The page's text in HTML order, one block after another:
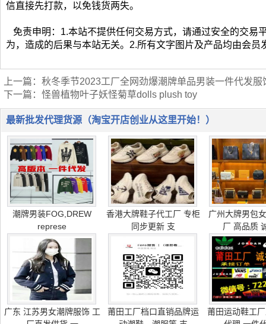
信直接先打款，以免钱货两失。
免责申明：1.本站不提供任何交易方式，请通过安全的交易
为，造成的后果与本站无关。2.所有文字图片及产品均由会
上一篇： 秋冬季节2023工厂全网劲爆潮牌单品男装一件代发服
下一篇： 怪兽植物叶子妖怪菊草dolls plush toy
最新批发代理货源（淘宝开店创业从这里开始！）
潮牌男装FOG,DREW
represe
香港大牌鞋子代工厂 专柜
同步更新 支
广州大牌男包
厂 高品质
广东 江苏男女潮牌服饰 工
莆田工厂档口直销品牌运
莆田运动鞋工